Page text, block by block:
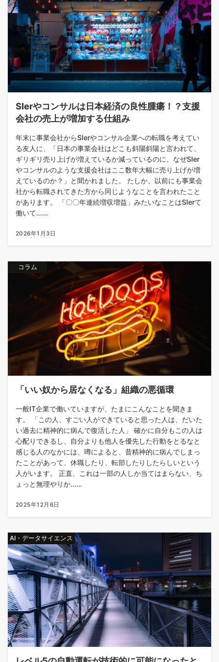
SIerやコンサルは日本経済の良性腫瘍！？支援
会社の売上が増加する仕組み
年末に事業会社からSIerやコンサル企業への転職を考えてい
る友人に、「日本の事業会社はどこも斜陽斜陽と言われて、
ギリギリ売り上げが増えているか減っているのに、なぜSIer
やコンサルのような支援会社はここ数年大幅に売り上げが増
えているのか？」と聞かれました。 たしか、以前にも事業会
社から転職されてきた方から同じようなことを言われたこと
があります。 「〇〇年連続増収増益」みたいなことはSIerて
働いて......
2026年1月3日
コラム
「いい奴から居なくなる」組織の悪循環
一般IT企業で働いていますが、たまにこんなことを聞きま
す。 「この人、すごい人ができていると思った人は、だいた
い過去に精神的に病んで復活した人」 確かに自分もこの人は
心配りできるし、自分よりも他人を優先した行動をとるなと
感じる人のなかには、噂によると、昔精神的に病んでしまっ
たことがあって、休職したり、転部したりしたらしいという
人がいます。 正直、これは一部の人しか当てはまらない、ち
ょっと無理やりか......
2025年12月6日
AI・データサイエンス